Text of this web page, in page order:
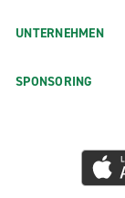
UNTERNEHMEN
SPONSORING